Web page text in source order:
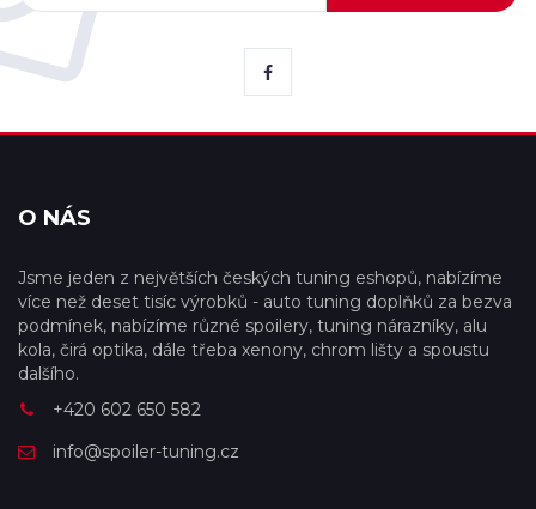
O NÁS
Jsme jeden z největších českých tuning eshopů, nabízíme
více než deset tisíc výrobků - auto tuning doplňků za bezva
podmínek, nabízíme různé spoilery, tuning nárazníky, alu
kola, čirá optika, dále třeba xenony, chrom lišty a spoustu
dalšího.
+420 602 650 582
info@spoiler-tuning.cz